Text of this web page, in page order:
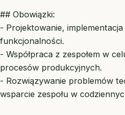
## Obowiązki:
- Projektowanie,
funkcjonalności.
- Współpraca z zespołem w
procesów produkcyjnych.
- Rozwiązywanie problemów
wsparcie zespołu w